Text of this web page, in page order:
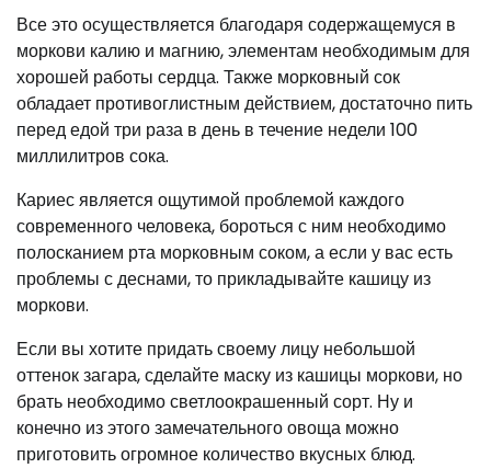
Все это осуществляется благодаря содержащемуся в
моркови калию и магнию, элементам необходимым для
хорошей работы сердца. Также морковный сок
обладает противоглистным действием, достаточно пить
перед едой три раза в день в течение недели 100
миллилитров сока.
Кариес является ощутимой проблемой каждого
современного человека, бороться с ним необходимо
полосканием рта морковным соком, а если у вас есть
проблемы с деснами, то прикладывайте кашицу из
моркови.
Если вы хотите придать своему лицу небольшой
оттенок загара, сделайте маску из кашицы моркови, но
брать необходимо светлоокрашенный сорт. Ну и
конечно из этого замечательного овоща можно
приготовить огромное количество вкусных блюд.